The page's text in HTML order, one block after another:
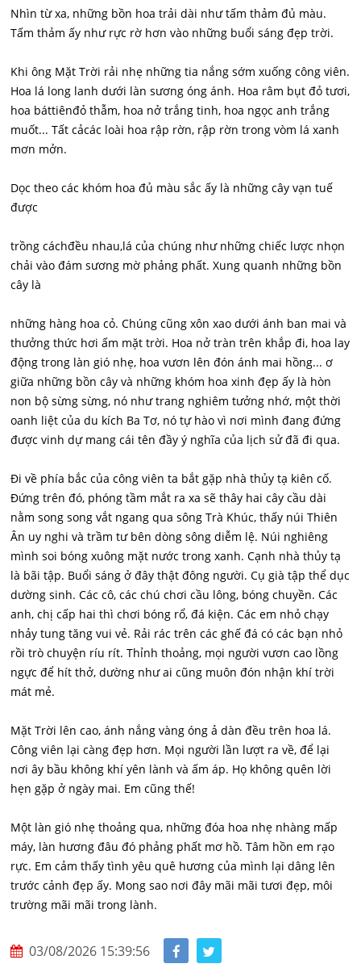
Nhìn từ xa, những bồn hoa trải dài như tấm thảm đủ màu.
Tấm thảm ấy như rực rờ hơn vào những buổi sáng đẹp trời.
Khi ông Mặt Trời rải nhẹ những tia nắng sớm xuống công viên.
Hoa lá long lanh dưới làn sương óng ánh. Hoa râm bụt đỏ tươi,
hoa báttiênđỏ thẫm, hoa nở trắng tinh, hoa ngọc anh trắng
muốt... Tất cảcác loài hoa rập rờn, rập rờn trong vòm lá xanh
mơn mởn.
Dọc theo các khóm hoa đủ màu sắc ấy là những cây vạn tuế
được
trồng cáchđều nhau,lá của chúng như những chiếc lược nhọn
chải vào đám sương mờ phảng phất. Xung quanh những bồn
cây là
những hàng hoa cỏ. Chúng cũng xôn xao dưới ánh ban mai và
thưởng thức hơi ấm mặt trời. Hoa nở tràn trên khắp đi, hoa lay
động trong làn gió nhẹ, hoa vươn lên đón ánh mai hồng... ơ
giữa những bồn cây và những khóm hoa xinh đẹp ấy là hòn
non bộ sừng sừng, nó như trang nghiêm tưởng nhớ, một thời
oanh liệt của du kích Ba Tơ, nó tự hào vì nơi mình đang đứng
được vinh dự mang cái tên đầy ý nghĩa của lịch sử đã đi qua.
Đi về phía bắc của công viên ta bắt gặp nhà thủy tạ kiên cố.
Đứng trên đó, phóng tầm mắt ra xa sẽ thây hai cây cầu dài
nằm song song vắt ngang qua sông Trà Khúc, thấy núi Thiên
Ân uy nghi và trầm tư bên dòng sông diễm lệ. Núi nghiêng
mình soi bóng xuông mặt nước trong xanh. Cạnh nhà thủy tạ
là bãi tập. Buổi sáng ở đây thật đông người. Cụ già tập thể dục
dường sinh. Các cô, các chú chơi cầu lông, bóng chuyền. Các
anh, chị cấp hai thì chơi bóng rổ, đá kiện. Các em nhỏ chạy
nhảy tung tăng vui vẻ. Rải rác trên các ghế đá có các bạn nhỏ
rồi trò chuyện ríu rít. Thỉnh thoảng, mọi người vươn cao lồng
ngực để hít thở, dường như ai cũng muôn đón nhận khí trời
mát mẻ.
Mặt Trời lên cao, ánh nắng vàng óng ả dàn đều trên hoa lá.
Công viên lại càng đẹp hơn. Mọi người lần lượt ra về, để lại
nơi ây bầu không khí yên lành và ấm áp. Họ không quên lời
hẹn gặp ở ngày mai. Em cũng thế!
Một làn gió nhẹ thoảng qua, những đóa hoa nhẹ nhàng mấp
máy, làn hương đâu đó phảng phất mơ hồ. Tâm hồn em rạo
rực. Em cảm thấy tình yêu quê hương của mình lại dâng lên
trước cảnh đẹp ấy. Mong sao nơi đây mãi mãi tươi đẹp, môi
trường mãi mãi trong lành.
03/08/2026 15:39:56